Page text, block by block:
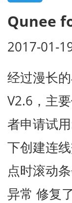
Qunee
2017-01-
经过漫长
V2.6，主
者申请试
下创建连
点时滚动
异常 修复